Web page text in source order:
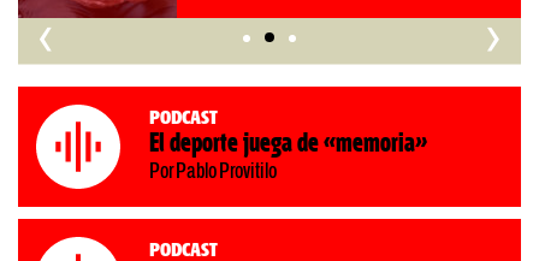
‹ ›
Podcast
El deporte juega de «memoria»
Por Pablo Provitilo
Podcast